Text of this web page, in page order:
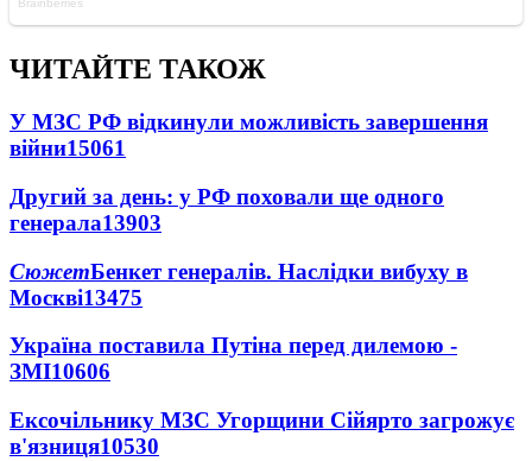
ЧИТАЙТЕ ТАКОЖ
У МЗС РФ відкинули можливість завершення
війни15061
Другий за день: у РФ поховали ще одного
генерала13903
СюжетБенкет генералів. Наслідки вибуху в
Москві13475
Україна поставила Путіна перед дилемою -
ЗМІ10606
Ексочільнику МЗС Угорщини Сійярто загрожує
в'язниця10530